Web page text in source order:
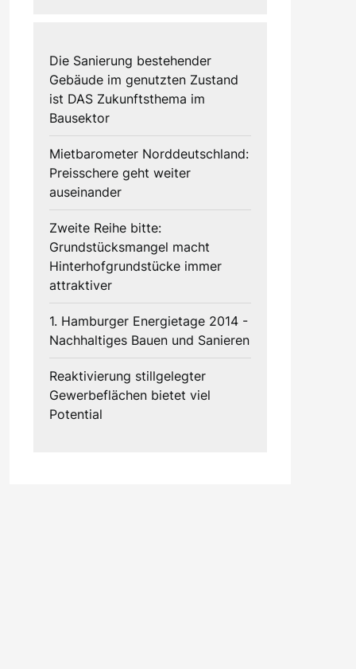
Die Sanierung bestehender
Gebäude im genutzten Zustand
ist DAS Zukunftsthema im
Bausektor
Mietbarometer Norddeutschland:
Preisschere geht weiter
auseinander
Zweite Reihe bitte:
Grundstücksmangel macht
Hinterhofgrundstücke immer
attraktiver
1. Hamburger Energietage 2014 -
Nachhaltiges Bauen und Sanieren
Reaktivierung stillgelegter
Gewerbeflächen bietet viel
Potential